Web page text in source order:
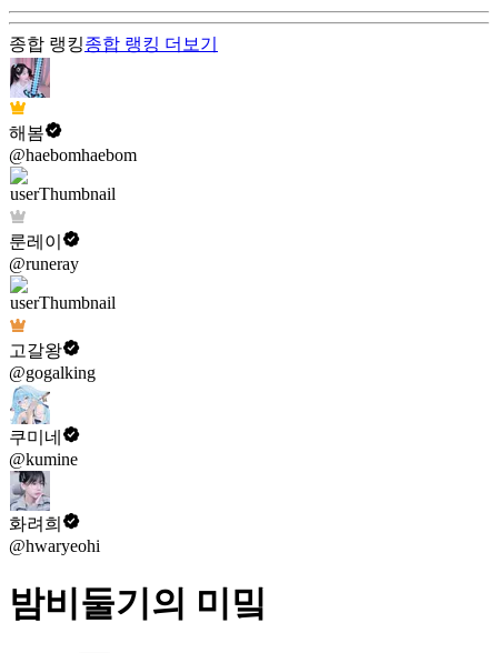
종합 랭킹종합 랭킹 더보기
해봄
@haebomhaebom
룬레이
@runeray
고갈왕
@gogalking
쿠미네
@kumine
화려희
@hwaryeohi
밤비둘기의 미밐